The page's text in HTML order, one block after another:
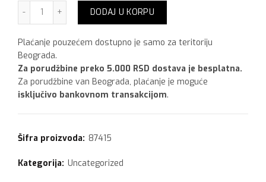
Valjak Expert Latex 25 cm fi8 rezerva količina
DODAJ U KORPU
Plaćanje pouzećem dostupno je samo za teritoriju
Beograda.
Za porudžbine preko 5.000 RSD dostava je besplatna.
Za porudžbine van Beograda, plaćanje je moguće
isključivo bankovnom transakcijom.
Šifra proizvoda: 87415
Kategorija: Uncategorized